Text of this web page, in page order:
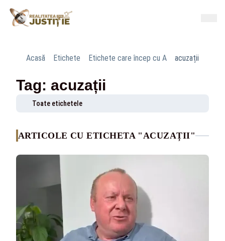
Acasă Etichete Etichete care încep cu A acuzații
Tag: acuzații
Toate etichetele
ARTICOLE CU ETICHETA "ACUZAȚII"